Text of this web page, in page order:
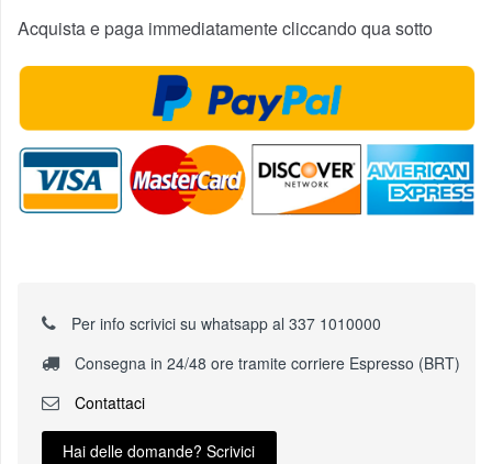
Acquista e paga immediatamente cliccando qua sotto
Per info scrivici su whatsapp al 337 1010000
Consegna in 24/48 ore tramite corriere Espresso (BRT)
Contattaci
Hai delle domande? Scrivici